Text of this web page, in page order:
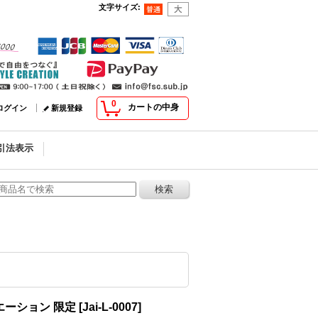
文字サイズ:
0 カートの中身
グイン 新規登録
法表示
ション 限定 [Jai-L-0007]